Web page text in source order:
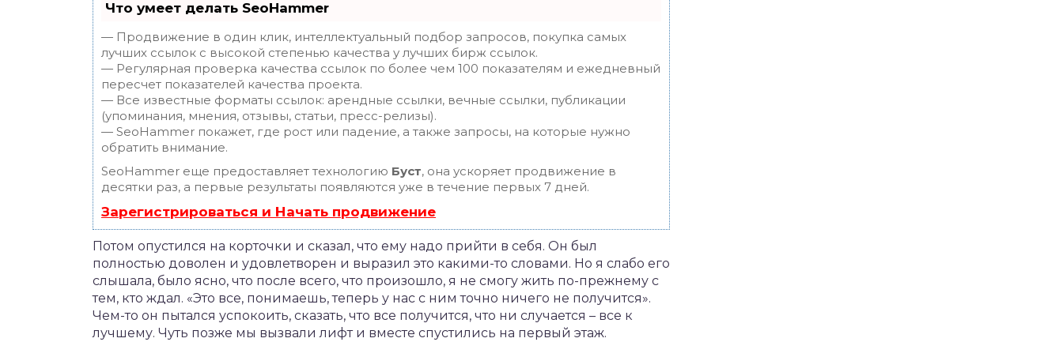
Что умеет делать SeoHammer
— Продвижение в один клик, интеллектуальный подбор запросов, покупка самых
лучших ссылок с высокой степенью качества у лучших бирж ссылок.
— Регулярная проверка качества ссылок по более чем 100 показателям и ежедневный
пересчет показателей качества проекта.
— Все известные форматы ссылок: арендные ссылки, вечные ссылки, публикации
(упоминания, мнения, отзывы, статьи, пресс-релизы).
— SeoHammer покажет, где рост или падение, а также запросы, на которые нужно
обратить внимание.
SeoHammer еще предоставляет технологию Буст, она ускоряет продвижение в
десятки раз, а первые результаты появляются уже в течение первых 7 дней.
Зарегистрироваться и Начать продвижение
Потом опустился на корточки и сказал, что ему надо прийти в себя. Он был
полностью доволен и удовлетворен и выразил это какими-то словами. Но я слабо его
слышала, было ясно, что после всего, что произошло, я не смогу жить по-прежнему с
тем, кто ждал. «Это все, понимаешь, теперь у нас с ним точно ничего не получится».
Чем-то он пытался успокоить, сказать, что все получится, что ни случается – все к
лучшему. Чуть позже мы вызвали лифт и вместе спустились на первый этаж.